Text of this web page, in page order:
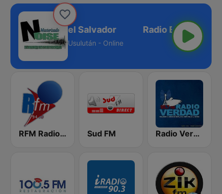
Radio Emanuel el Salvador
Usulután - Online
RFM Radio Futurs Medias 94.0 FM Sud FM Radio Verdad 95.7 FM